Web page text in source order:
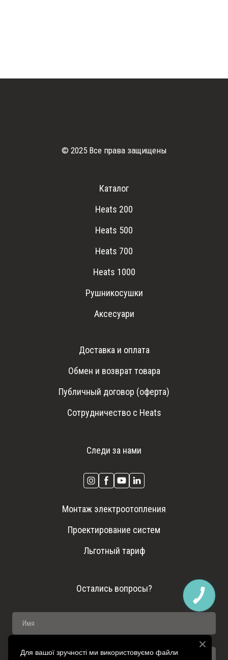
© 2025 Все права защищены
Каталог
Heats 200
Heats 500
Heats 700
Heats 1000
Рушникосушки
Аксесуари
Доставка и оплата
Обмен и возврат товара
Публичный договор (оферта)
Сотрудничество с Heats
Следи за нами
Монтаж электроотопления
Проектирование систем
Льготный тариф
Остались вопросы?
Для вашої зручності ми використовуємо файли
КНОПКА
ЗВ'ЯЗКУ